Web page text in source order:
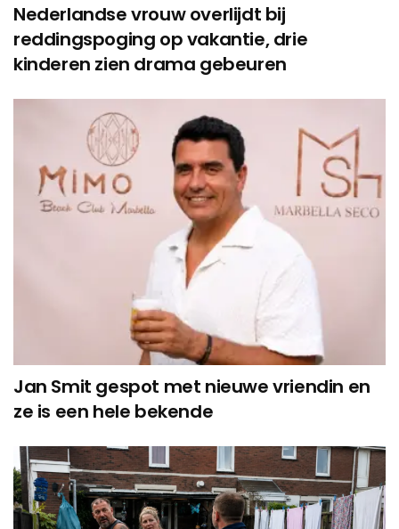
Nederlandse vrouw overlijdt bij
reddingspoging op vakantie, drie
kinderen zien drama gebeuren
Jan Smit gespot met nieuwe vriendin en
ze is een hele bekende